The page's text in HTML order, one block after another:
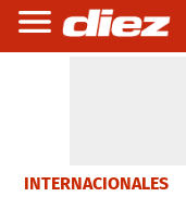
INTERNACIONALES